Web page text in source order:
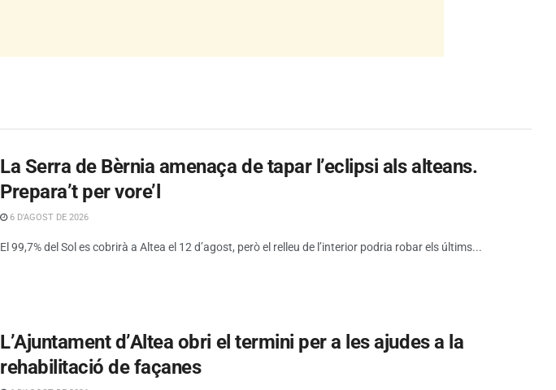
La Serra de Bèrnia amenaça de tapar l’eclipsi als alteans.
Prepara’t per vore’l
6 D'AGOST DE 2026
El 99,7% del Sol es cobrirà a Altea el 12 d’agost, però el relleu de l’interior podria robar els últims...
L’Ajuntament d’Altea obri el termini per a les ajudes a la
rehabilitació de façanes